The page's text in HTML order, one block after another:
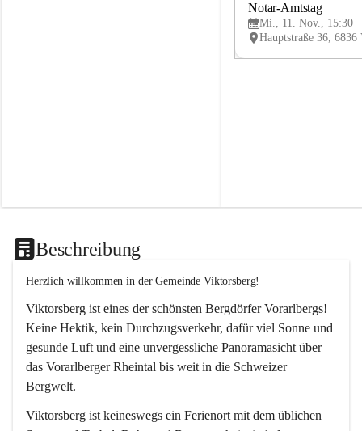
Notar-Amtstag
Mi., 11. Nov., 15:30
Beschreibung
Herzlich willkommen in der Gemeinde Viktorsberg!
Viktorsberg ist eines der schönsten Bergdörfer Vorarlbergs!
Keine Hektik, kein Durchzugsverkehr, dafür viel Sonne und
gesunde Luft und eine unvergessliche Panoramasicht über
das Vorarlberger Rheintal bis weit in die Schweizer
Bergwelt.
Viktorsberg ist keineswegs ein Ferienort mit dem üblichen